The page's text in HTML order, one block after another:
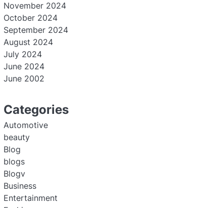
November 2024
October 2024
September 2024
August 2024
July 2024
June 2024
June 2002
Categories
Automotive
beauty
Blog
blogs
Blogv
Business
Entertainment